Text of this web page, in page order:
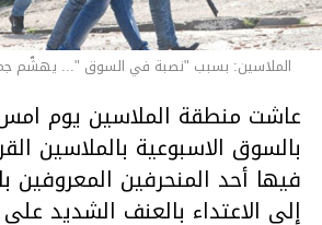
الملاسين: بسبب "نصبة في السوق "... يهشّم
عاشت منطقة الملاسين يوم
بالسوق الاسبوعية بالملاسين
فيها أحد المنحرفين المعروفين
إلى الاعتداء بالعنف الشديد